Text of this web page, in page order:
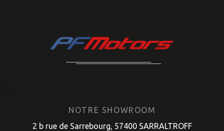
NOTRE SHOWROOM
2 b rue de Sarrebourg, 57400 SARRALTROFF